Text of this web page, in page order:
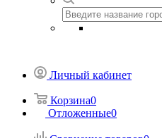
Личный кабинет
Корзина0
Отложенные0